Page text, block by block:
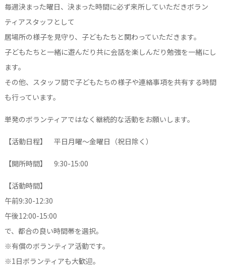
毎週決まった曜日、決まった時間に必ず来所していただきボラン
ティアスタッフとして
居場所の様子を見守り、子どもたちと関わっていただきます。
子どもたちと一緒に遊んだり共に会話を楽しんだり勉強を一緒にし
ます。
その他、スタッフ間で子どもたちの様子や連絡事項を共有する時間
も行っています。
単発のボランティアではなく継続的な活動をお願いします。
【活動日程】 平日月曜〜金曜日（祝日除く）
【開所時間】 9:30-15:00
【活動時間】
午前9:30-12:30
午後12:00-15:00
で、都合の良い時間帯を選択。
※有償のボランティア活動です。
※1日ボランティアも大歓迎。